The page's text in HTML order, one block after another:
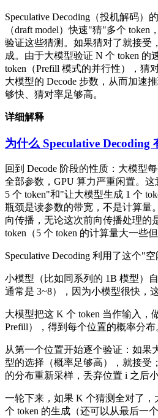
Speculative Decoding（投机解码）
（draft model）快速"猜"多个
验证这些猜测。如果猜对了就接受
成。由于大模型验证 N 个 token 的
token（Prefill 模式的并行性），猜
大模型的 Decode 步数，从而加速
够快、猜对率足够高。
详细解释
为什么 Speculative Decoding
回到 Decode 阶段的性质：大模型
全部参数，GPU 算力严重闲置。
5 个 token"和"让大模型生成 1 个
瓶颈是读参数的带宽，不是计算量
向传播，无论这次前向传播处理的
token（5 个 token 的计算量大一些
Speculative Decoding 利用了这个"
小模型（比如同系列的 1B 模型）
通常是 3~8），因为小模型很快，
大模型把这 K 个 token 当作输入，
Prefill），得到每个位置的概率分布
从第一个位置开始逐个验证：如果
型的选择（概率足够高），就接受
的分布重新采样，丢弃位置 i 之后
一轮下来，如果 K 个猜测全对了，
个 token 的生成（还可以从最后一